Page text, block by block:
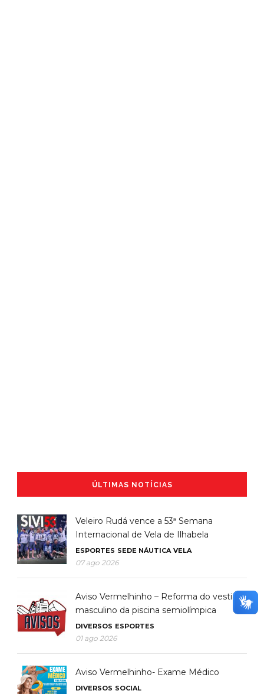
ÚLTIMAS NOTÍCIAS
Veleiro Rudá vence a 53ª Semana
Internacional de Vela de Ilhabela
ESPORTES SEDE NÁUTICA VELA
07 ago 2026
Aviso Vermelhinho – Reforma do vestiário
masculino da piscina semiolímpica
DIVERSOS ESPORTES
01 ago 2026
Aviso Vermelhinho- Exame Médico
DIVERSOS SOCIAL